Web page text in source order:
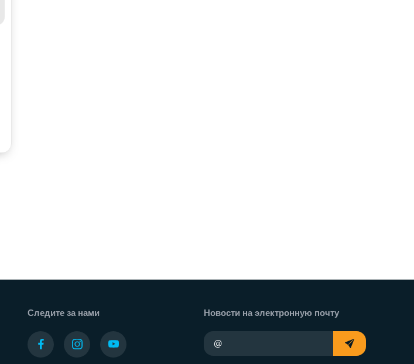
Следите за нами Новости на электронную почту
Ваш адрес электронной почты